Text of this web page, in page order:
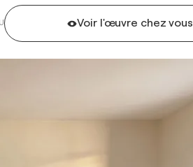
Voir l'œuvre chez vous